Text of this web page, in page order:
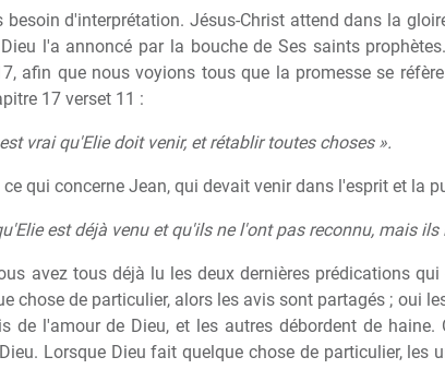
besoin d'interprétation. Jésus-Christ attend dans la
l'a annoncé par la bouche de Ses saints
afin que nous voyions tous que la promesse se
17 verset 11 :
vrai qu'Elie doit venir, et rétablir toutes choses ».
ce qui concerne Jean, qui devait venir dans l'esprit et la
est déjà venu et qu'ils ne l'ont pas reconnu, mais
avez tous déjà lu les deux dernières prédications
chose de particulier, alors les avis sont partagés ; oui
de l'amour de Dieu, et les autres débordent de
Lorsque Dieu fait quelque chose de particulier,